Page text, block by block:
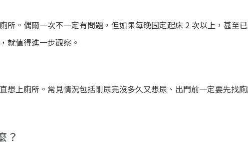
所。偶爾一次不一定有問題，但如果每晚固定起床 2 次以上，甚至
就值得進一步觀察。
想上廁所。常見情況包括剛尿完沒多久又想尿、出門前一定要先找
？